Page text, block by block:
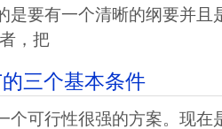
是要有一个清晰的纲要并且
，把
三个基本条件
个可行性很强的方案。现在